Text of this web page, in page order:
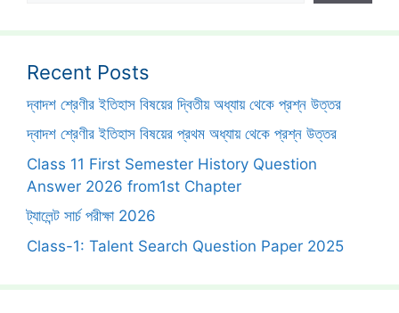
Recent Posts
দ্বাদশ শ্রেণীর ইতিহাস বিষয়ের দ্বিতীয় অধ্যায় থেকে প্রশ্ন উত্তর
দ্বাদশ শ্রেণীর ইতিহাস বিষয়ের প্রথম অধ্যায় থেকে প্রশ্ন উত্তর
Class 11 First Semester History Question
Answer 2026 from1st Chapter
ট্যালেন্ট সার্চ পরীক্ষা 2026
Class-1: Talent Search Question Paper 2025